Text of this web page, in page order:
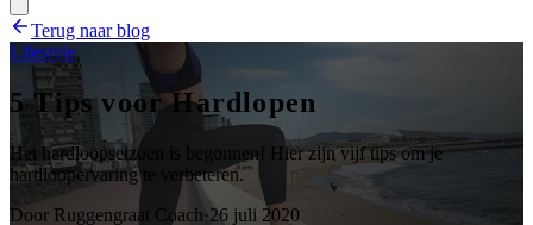
Terug naar blog
Lifestyle
5 Tips voor Hardlopen
Het hardloopseizoen is begonnen! Hier zijn vijf tips om je
hardloopervaring te verbeteren.
Door Ruggengraat Coach·26 juli 2020